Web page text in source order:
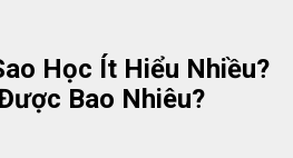
Học Ít Hiểu Nhiều?
Bao Nhiêu?